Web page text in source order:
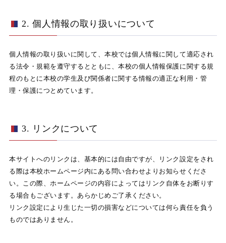
2. 個人情報の取り扱いについて
個人情報の取り扱いに関して、本校では個人情報に関して適応され
る法令・規範を遵守するとともに、本校の個人情報保護に関する規
程のもとに本校の学生及び関係者に関する情報の適正な利用・管
理・保護につとめています。
3. リンクについて
本サイトへのリンクは、基本的には自由ですが、リンク設定をされ
る際は本校ホームページ内にある問い合わせよりお知らせくださ
い。この際、ホームページの内容によってはリンク自体をお断りす
る場合もございます。あらかじめご了承ください。
リンク設定により生じた一切の損害などについては何ら責任を負う
ものではありません。